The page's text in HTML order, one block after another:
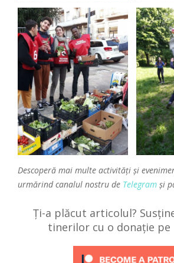
Descoperă mai multe activități și
urmărind canalul nostru de Telegram și
Ți-a plăcut articolul?
tinerilor cu o donație pe